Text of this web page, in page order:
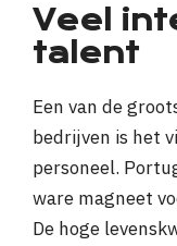
Veel
talent
Een van de
bedrijven is het
personeel.
ware magneet
De hoge